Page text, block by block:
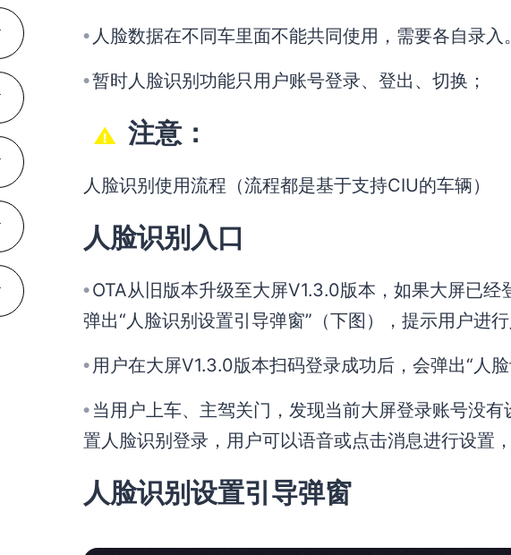
● 人脸数据在不同车里面不能共同使用，需要各自录入
● 暂时人脸识别功能只用户账号登录、登出、切换；
注意：
人脸识别使用流程（流程都是基于支持CIU的车辆）
人脸识别入口
● OTA从旧版本升级至大屏V1.3.0版本，如果大屏已
弹出“人脸识别设置引导弹窗”（下图），提示用户进
● 用户在大屏V1.3.0版本扫码登录成功后，会弹出“人
● 当用户上车、主驾关门，发现当前大屏登录账号没
置人脸识别登录，用户可以语音或点击消息进行设置
人脸识别设置引导弹窗